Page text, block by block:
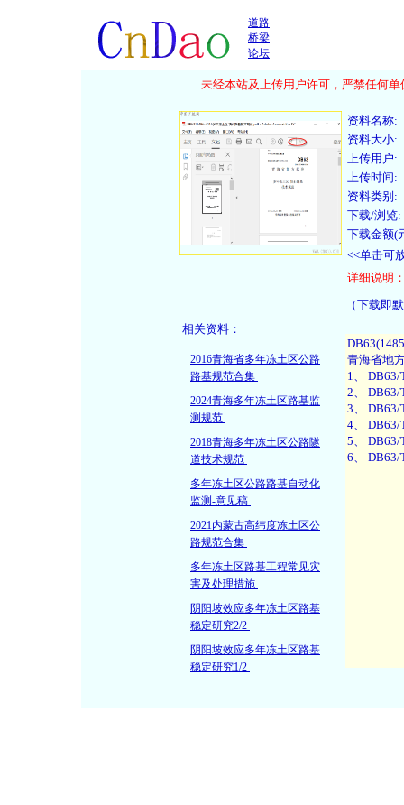
道路
桥梁
论坛
未经本站及上传用户许可，严禁任何单
资料名称:
资料大小:
上传用户:
上传时间:
资料类别:
下载/浏览:
下载金额(
<<单击可
详细说明
（下载即
相关资料：
2016青海省多年冻土区公路
路基规范合集
2024青海多年冻土区路基监
测规范
2018青海多年冻土区公路隧
道技术规范
多年冻土区公路路基自动化
监测-意见稿
2021内蒙古高纬度冻土区公
路规范合集
多年冻土区路基工程常见灾
害及处理措施
阴阳坡效应多年冻土区路基
稳定研究2/2
阴阳坡效应多年冻土区路基
稳定研究1/2